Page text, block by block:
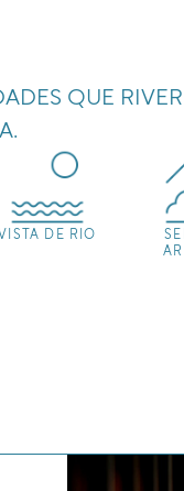
QUE RIVER
DE RIO